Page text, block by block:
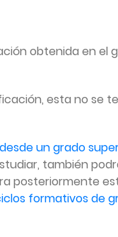
obtenida en el
esta no se
un grado
también
posteriormente
formativos de